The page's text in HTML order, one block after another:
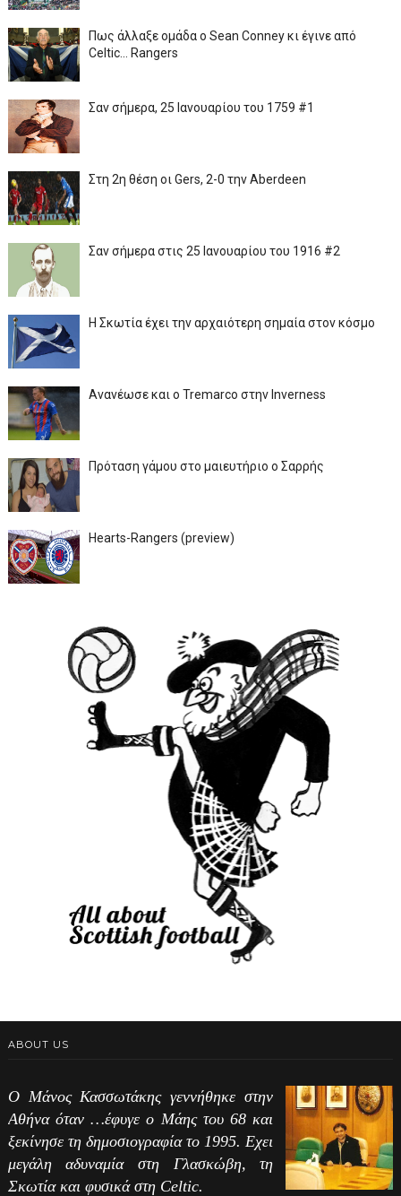
Πως άλλαξε ομάδα ο Sean Conney κι έγινε από
Celtic... Rangers
Σαν σήμερα, 25 Ιανουαρίου του 1759 #1
Στη 2η θέση οι Gers, 2-0 την Aberdeen
Σαν σήμερα στις 25 Ιανουαρίου του 1916 #2
Η Σκωτία έχει την αρχαιότερη σημαία στον κόσμο
Ανανέωσε και ο Tremarco στην Inverness
Πρόταση γάμου στο μαιευτήριο ο Σαρρής
Hearts-Rangers (preview)
ABOUT US
Ο Μάνος Κασσωτάκης γεννήθηκε στην
Αθήνα όταν …έφυγε ο Μάης του 68 και
ξεκίνησε τη δημοσιογραφία το 1995. Εχει
μεγάλη αδυναμία στη Γλασκώβη, τη
Σκωτία και φυσικά στη Celtic.